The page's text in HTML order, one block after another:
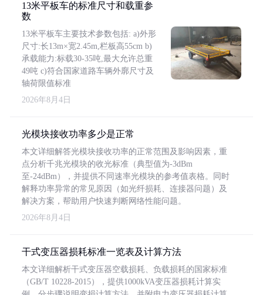
13米平板车的标准尺寸和载重参
数
13米平板车主要技术参数包括: a)外形
尺寸:长13m×宽2.45m,栏板高55cm b)
承载能力:标载30-35吨,最大允许总重
49吨 c)符合国家道路车辆外廓尺寸及
轴荷限值标准
2026年8月4日
光模块接收功率多少是正常
本文详细解答光模块接收功率的正常范围及影响因素，重
点分析千兆光模块的收光标准（典型值为-3dBm
至-24dBm），并提供不同速率光模块的参考值表格。同时
解释功率异常的常见原因（如光纤损耗、连接器问题）及
解决方案，帮助用户快速判断网络性能问题。
2026年8月4日
干式变压器损耗标准一览表及计算方法
本文详细解析干式变压器空载损耗、负载损耗的国家标准
（GB/T 10228-2015），提供1000kVA变压器损耗计算实